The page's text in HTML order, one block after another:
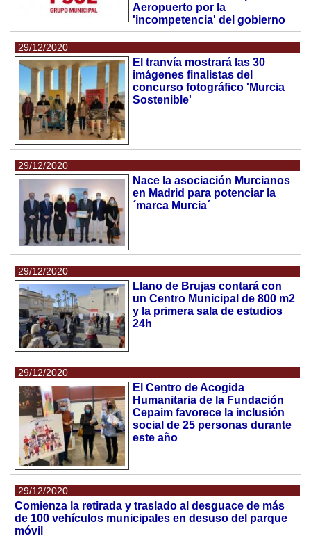
Aeropuerto por la
'incompetencia' del gobierno
29/12/2020
El tranvía mostrará las 30
imágenes finalistas del
concurso fotográfico 'Murcia
Sostenible'
29/12/2020
Nace la asociación Murcianos
en Madrid para potenciar la
´marca Murcia´
29/12/2020
Llano de Brujas contará con
un Centro Municipal de 800 m2
y la primera sala de estudios
24h
29/12/2020
El Centro de Acogida
Humanitaria de la Fundación
Cepaim favorece la inclusión
social de 25 personas durante
este año
29/12/2020
Comienza la retirada y traslado al desguace de más
de 100 vehículos municipales en desuso del parque
móvil